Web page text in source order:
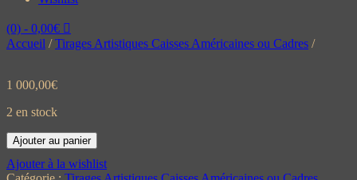
(0) - 0,00€
Accueil /Tirages Artistiques Caisses Américaines ou Cadres /
1 000,00€
2 en stock
Ajouter au panier
Ajouter à la wishlist